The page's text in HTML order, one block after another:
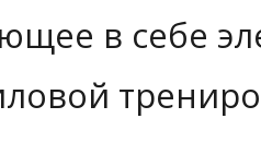
в себе